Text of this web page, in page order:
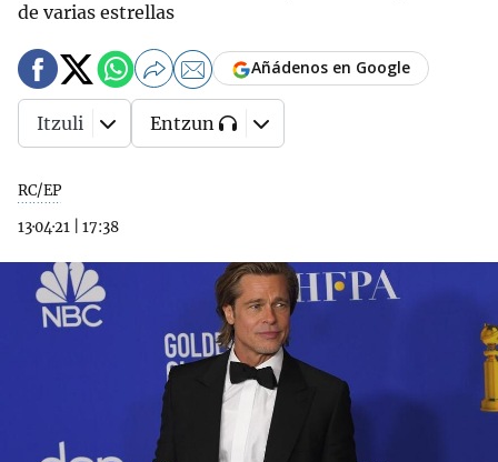
de varias estrellas
RC/EP
13·04·21
17:38
Añádenos en Google
Itzuli Entzun